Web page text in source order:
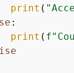
print (
:
print (